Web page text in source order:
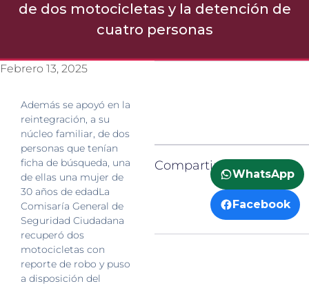
de dos motocicletas y la detención de
cuatro personas
Febrero 13, 2025
Además se apoyó en la
reintegración, a su
núcleo familiar, de dos
personas que tenían
ficha de búsqueda, una
de ellas una mujer de
30 años de edadLa
Comisaría General de
Seguridad Ciudadana
recuperó dos
motocicletas con
reporte de robo y puso
a disposición del
Compartir:
WhatsApp
Facebook